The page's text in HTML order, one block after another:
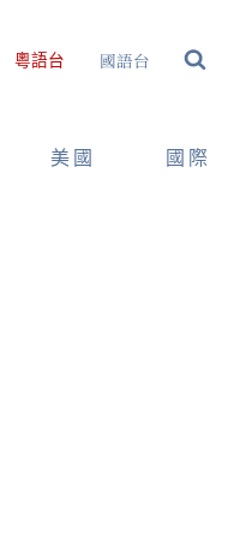
粵語台 國語台
美國 國際